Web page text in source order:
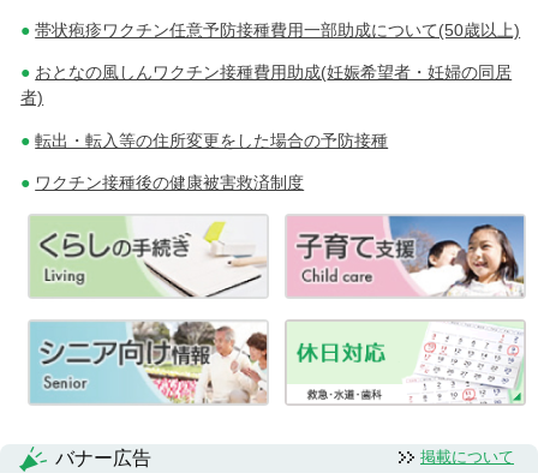
帯状疱疹ワクチン任意予防接種費用一部助成について(50歳以上)
おとなの風しんワクチン接種費用助成(妊娠希望者・妊婦の同居
者)
転出・転入等の住所変更をした場合の予防接種
ワクチン接種後の健康被害救済制度
バナー広告 掲載について